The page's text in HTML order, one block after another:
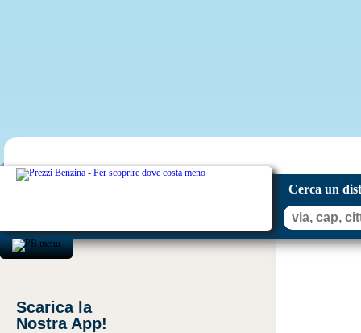
Cerca un
Scarica la
Nostra App!